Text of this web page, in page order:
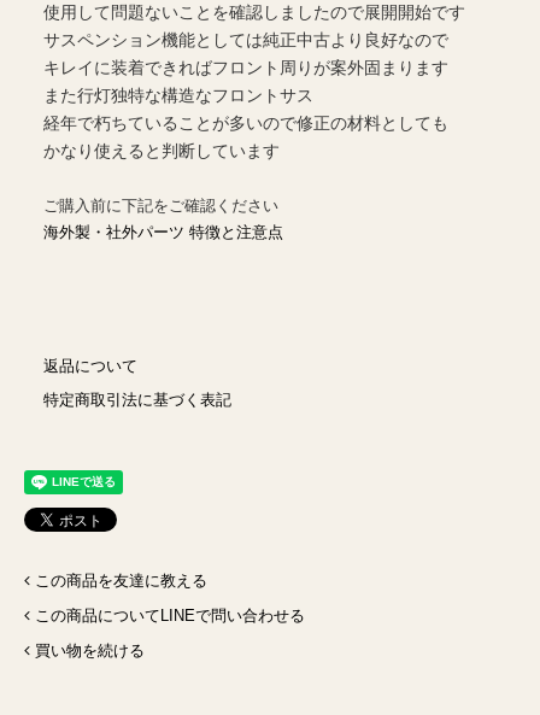
使用して問題ないことを確認しましたので展開開始です
サスペンション機能としては純正中古より良好なので
キレイに装着できればフロント周りが案外固まります
また行灯独特な構造なフロントサス
経年で朽ちていることが多いので修正の材料としても
かなり使えると判断しています
ご購入前に下記をご確認ください
海外製・社外パーツ 特徴と注意点
返品について
特定商取引法に基づく表記
この商品を友達に教える
この商品についてLINEで問い合わせる
買い物を続ける